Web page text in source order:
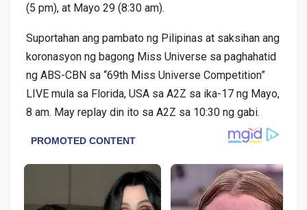
(5 pm), at Mayo 29 (8:30 am).
Suportahan ang pambato ng Pilipinas at saksihan ang
koronasyon ng bagong Miss Universe sa paghahatid
ng ABS-CBN sa “69th Miss Universe Competition”
LIVE mula sa Florida, USA sa A2Z sa ika-17 ng Mayo,
8 am. May replay din ito sa A2Z sa 10:30 ng gabi.